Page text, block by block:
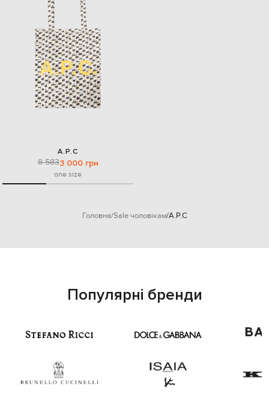
A.P.C
8 5833 000 грн
one size
Головна Sale чоловікам A.P.C
Популярні бренди